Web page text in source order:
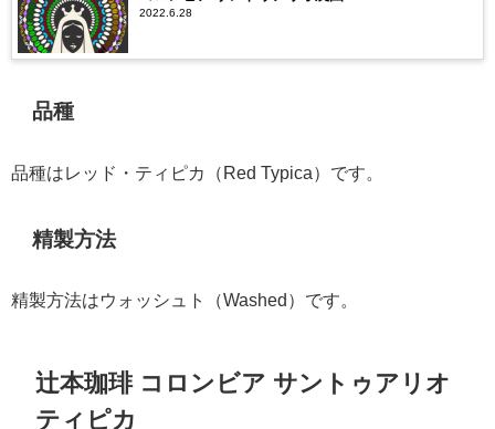
2022.6.28
品種
品種はレッド・ティピカ（Red Typica）です。
精製方法
精製方法はウォッシュト（Washed）です。
辻本珈琲 コロンビア サントゥアリオ
ティピカ